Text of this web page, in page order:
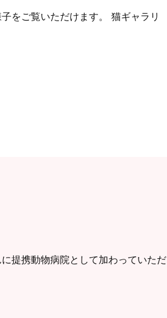
をご覧いただけます。 猫ギャラリ
提携動物病院として加わっていただ